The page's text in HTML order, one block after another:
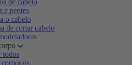
de cabelo
e pentes
o cabelo
de cortar cabelo
todos